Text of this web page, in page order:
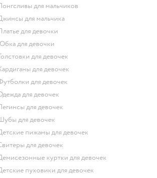
Лонгсливы для мальчиков
Джинсы для мальчика
Платье для девочки
Юбка для девочки
Толстовки для девочек
Кардиганы для девочек
Футболки для девочек
Одежда для девочек
Легинсы для девочек
Шубы для девочек
Детские пижамы для девочек
Свитеры для девочек
Демисезонные куртки для девочек
Детские пуховики для девочек